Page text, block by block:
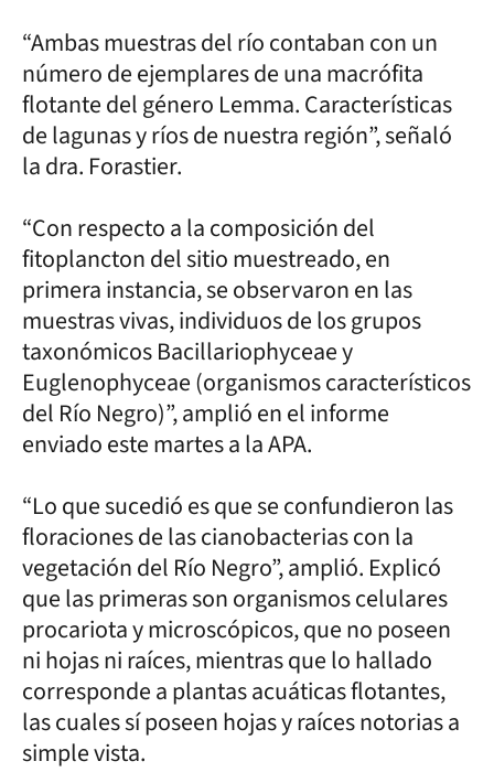
“Ambas muestras del río contaban con un
número de ejemplares de una macrófita
flotante del género Lemma. Características
de lagunas y ríos de nuestra región”, señaló
la dra. Forastier.
“Con respecto a la composición del
fitoplancton del sitio muestreado, en
primera instancia, se observaron en las
muestras vivas, individuos de los grupos
taxonómicos Bacillariophyceae y
Euglenophyceae (organismos característicos
del Río Negro)”, amplió en el informe
enviado este martes a la APA.
“Lo que sucedió es que se confundieron las
floraciones de las cianobacterias con la
vegetación del Río Negro”, amplió. Explicó
que las primeras son organismos celulares
procariota y microscópicos, que no poseen
ni hojas ni raíces, mientras que lo hallado
corresponde a plantas acuáticas flotantes,
las cuales sí poseen hojas y raíces notorias a
simple vista.